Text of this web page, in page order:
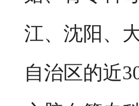
江、沈阳、
自治区的近